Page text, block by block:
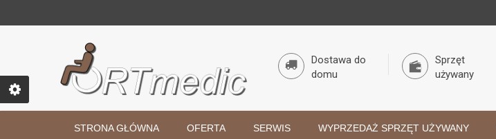
Dostawa do
domu
Sprzęt
używany
STRONA GŁÓWNA OFERTA SERWIS WYPRZEDAŻ SPRZĘT UŻYWANY